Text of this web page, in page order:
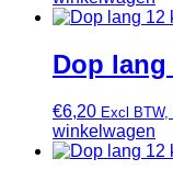
Dop lang
€6,20 Excl BTW,
winkelwagen